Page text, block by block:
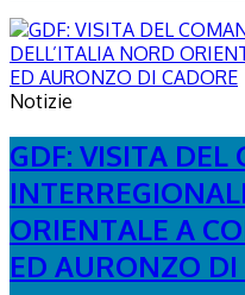
Notizie
GDF: VISITA
ORIENTALE A
ED AURONZO DI